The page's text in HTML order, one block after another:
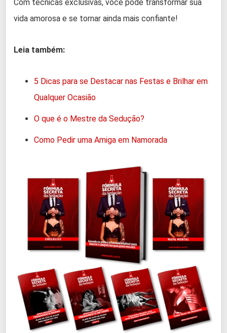
Com técnicas exclusivas, você pode transformar sua
vida amorosa e se tornar ainda mais confiante!
Leia também:
5 Dicas para se Destacar nas Festas e Brilhar em
Qualquer Ocasião
O que é o Mestre da Sedução?
Como Pedir uma Amiga em Namorada